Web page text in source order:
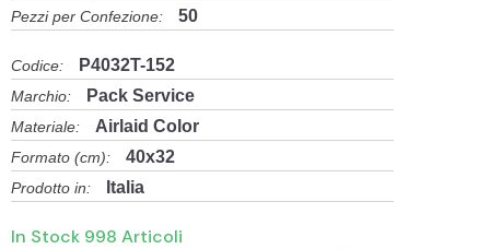
Pezzi per Confezione: 50
Codice: P4032T-152
Marchio: Pack Service
Materiale: Airlaid Color
Formato (cm): 40x32
Prodotto in: Italia
In Stock 998 Articoli